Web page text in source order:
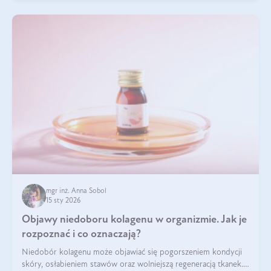
mgr inż. Anna Sobol
15 sty 2026
Objawy niedoboru kolagenu w organizmie. Jak je
rozpoznać i co oznaczają?
Niedobór kolagenu może objawiać się pogorszeniem kondycji
skóry, osłabieniem stawów oraz wolniejszą regeneracją tkanek.